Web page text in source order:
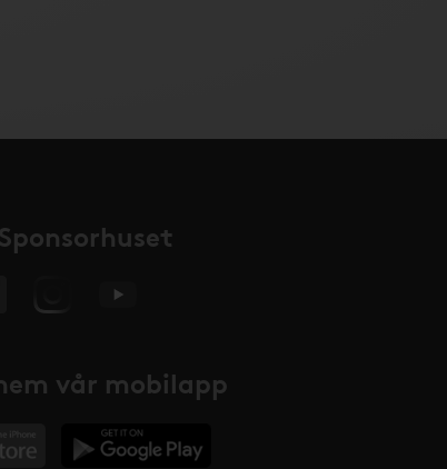
vår mobilapp